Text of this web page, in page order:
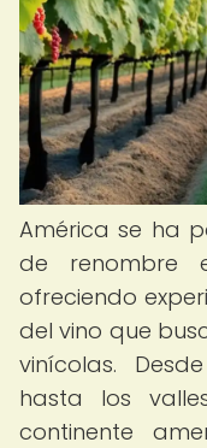
América se ha
de renombre
ofreciendo
del vino que
vinícolas.
hasta los
continente